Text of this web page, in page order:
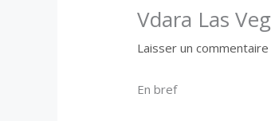
Vdara Las
Laisser un commentaire
En bref